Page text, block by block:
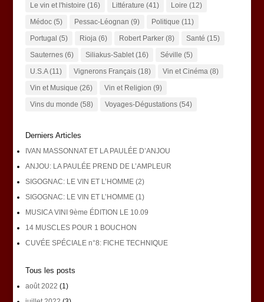
Le vin et l'histoire (16) Littérature (41) Loire (12)
Médoc(5) Pessac-Léognan (9) Politique (11)
Portugal (5) Rioja(6) Robert Parker(8) Santé (15)
Sauternes(6) Siliakus-Sablet(16) Séville (5)
U.S.A(11) Vignerons Français(18) Vin et Cinéma(8)
Vin et Musique (26) Vin et Religion (9)
Vins du monde (58) Voyages-Dégustations(54)
Derniers Articles
IVAN MASSONNAT ET LA PAULÉE D’ANJOU
ANJOU: LA PAULÉE PREND DE L’AMPLEUR
SIGOGNAC: LE VIN ET L’HOMME (2)
SIGOGNAC: LE VIN ET L’HOMME (1)
MUSICA VINI 9ème ÉDITION LE 10.09
14 MUSCLES POUR 1 BOUCHON
CUVÉE SPÉCIALE n°8: FICHE TECHNIQUE
Tous les posts
août 2022 (1)